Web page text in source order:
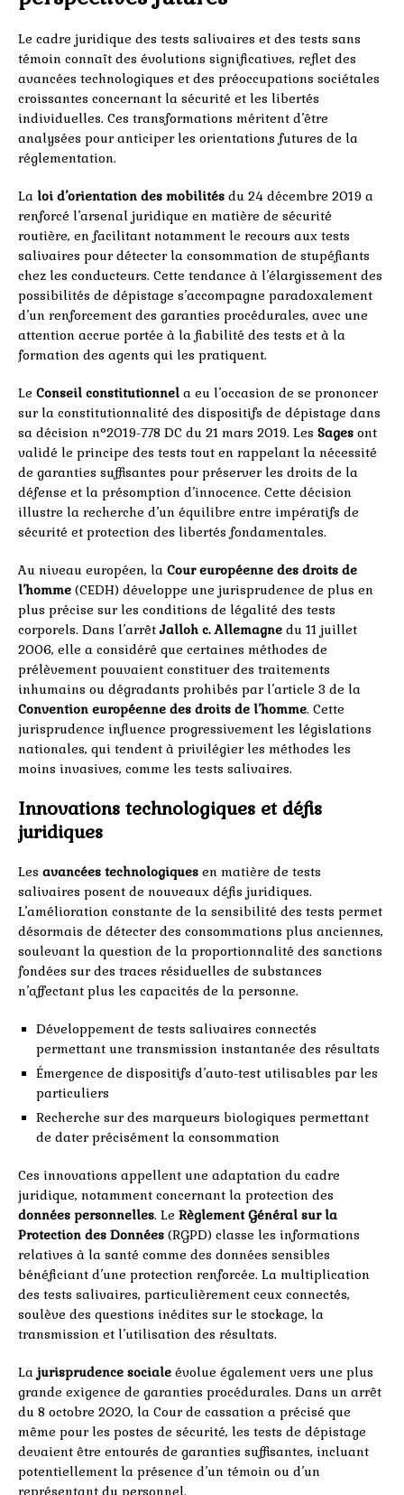
Le cadre juridique des tests salivaires et des tests sans
témoin connaît des évolutions significatives, reflet des
avancées technologiques et des préoccupations sociétales
croissantes concernant la sécurité et les libertés
individuelles. Ces transformations méritent d’être
analysées pour anticiper les orientations futures de la
réglementation.
La loi d’orientation des mobilités du 24 décembre 2019 a
renforcé l’arsenal juridique en matière de sécurité
routière, en facilitant notamment le recours aux tests
salivaires pour détecter la consommation de stupéfiants
chez les conducteurs. Cette tendance à l’élargissement des
possibilités de dépistage s’accompagne paradoxalement
d’un renforcement des garanties procédurales, avec une
attention accrue portée à la fiabilité des tests et à la
formation des agents qui les pratiquent.
Le Conseil constitutionnel a eu l’occasion de se prononcer
sur la constitutionnalité des dispositifs de dépistage dans
sa décision n°2019-778 DC du 21 mars 2019. Les Sages ont
validé le principe des tests tout en rappelant la nécessité
de garanties suffisantes pour préserver les droits de la
défense et la présomption d’innocence. Cette décision
illustre la recherche d’un équilibre entre impératifs de
sécurité et protection des libertés fondamentales.
Au niveau européen, la Cour européenne des droits de
l’homme (CEDH) développe une jurisprudence de plus en
plus précise sur les conditions de légalité des tests
corporels. Dans l’arrêtJalloh c. Allemagne du 11 juillet
2006, elle a considéré que certaines méthodes de
prélèvement pouvaient constituer des traitements
inhumains ou dégradants prohibés par l’article 3 de la
Convention européenne des droits de l’homme. Cette
jurisprudence influence progressivement les législations
nationales, qui tendent à privilégier les méthodes les
moins invasives, comme les tests salivaires.
Innovations technologiques et défis
juridiques
Les avancées technologiques en matière de tests
salivaires posent de nouveaux défis juridiques.
L’amélioration constante de la sensibilité des tests permet
désormais de détecter des consommations plus anciennes,
soulevant la question de la proportionnalité des sanctions
fondées sur des traces résiduelles de substances
n’affectant plus les capacités de la personne.
Développement de tests salivaires connectés
permettant une transmission instantanée des résultats
Émergence de dispositifs d’auto-test utilisables par les
particuliers
Recherche sur des marqueurs biologiques permettant
de dater précisément la consommation
Ces innovations appellent une adaptation du cadre
juridique, notamment concernant la protection des
données personnelles. Le Règlement Général sur la
Protection des Données (RGPD) classe les informations
relatives à la santé comme des données sensibles
bénéficiant d’une protection renforcée. La multiplication
des tests salivaires, particulièrement ceux connectés,
soulève des questions inédites sur le stockage, la
transmission et l’utilisation des résultats.
La jurisprudence sociale évolue également vers une plus
grande exigence de garanties procédurales. Dans un arrêt
du 8 octobre 2020, la Cour de cassation a précisé que
même pour les postes de sécurité, les tests de dépistage
devaient être entourés de garanties suffisantes, incluant
potentiellement la présence d’un témoin ou d’un
représentant du personnel.